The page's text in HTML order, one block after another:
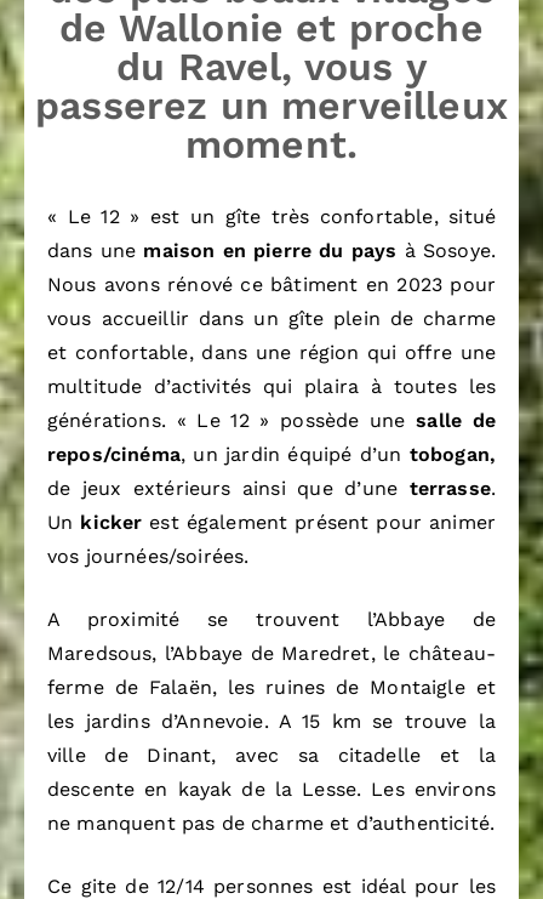
de Wallonie et proche
du Ravel, vous y
passerez un merveilleux
moment.
« Le 12 » est un gîte très confortable, situé
dans une maison en pierre du pays à Sosoye.
Nous avons rénové ce bâtiment en 2023 pour
vous accueillir dans un gîte plein de charme
et confortable, dans une région qui offre une
multitude d’activités qui plaira à toutes les
générations. « Le 12 » possède unesalle de
repos/cinéma, un jardin équipé d’un tobogan,
de jeux extérieurs ainsi que d’une terrasse.
Un kicker est également présent pour animer
vos journées/soirées.
A proximité se trouvent l’Abbaye de
Maredsous, l’Abbaye de Maredret, le château-
ferme de Falaën, les ruines de Montaigle et
les jardins d’Annevoie. A 15 km se trouve la
ville de Dinant, avec sa citadelle et la
descente en kayak de la Lesse. Les environs
ne manquent pas de charme et d’authenticité.
Ce gite de 12/14 personnes est idéal pour les